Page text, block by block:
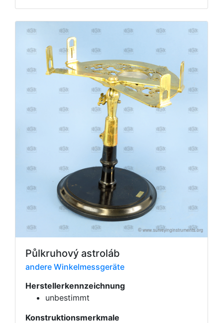
Půlkruhový astroláb
andere Winkelmessgeräte
Herstellerkennzeichnung
unbestimmt
Konstruktionsmerkmale